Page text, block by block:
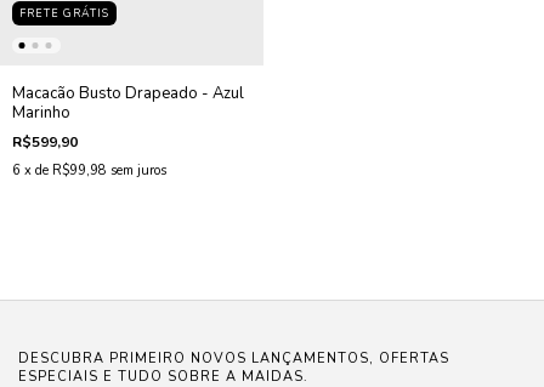
FRETE GRÁTIS
Macacão Busto Drapeado - Azul
Marinho
R$599,90
6 x de R$99,98 sem juros
DESCUBRA PRIMEIRO NOVOS LANÇAMENTOS, OFERTAS
ESPECIAIS E TUDO SOBRE A MAIDAS.